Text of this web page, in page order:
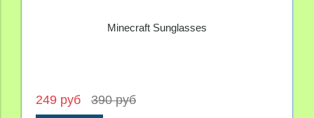
Minecraft Sunglasses
249 руб 390 руб